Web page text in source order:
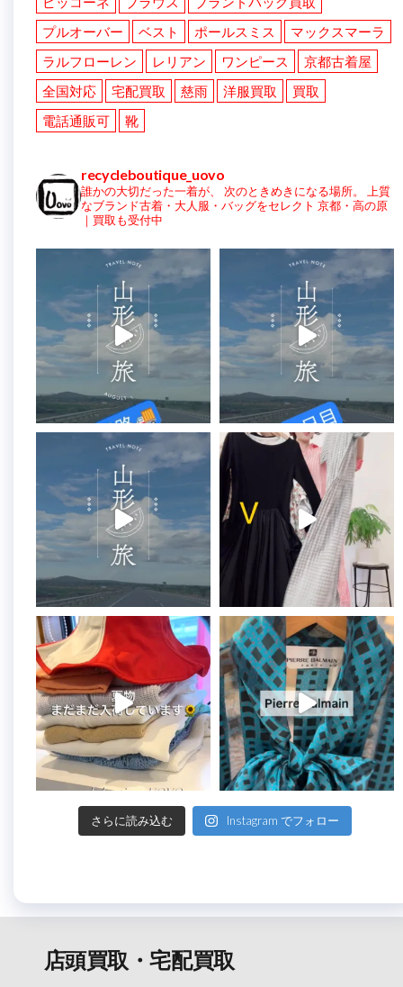
プルオーバー
ベスト ポールスミス
マックスマーラ
ラルフローレン
レリアン ワンピース
京都古着屋
全国対応
宅配買取 慈雨 洋服買取
買取
電話通販可
靴
recycleboutique_uovo
誰かの大切だった一着が、 次のときめきになる場所。
上質
なブランド古着・大人服・バッグをセレクト 京都・高の原
｜買取も受付中
さらに読み込む Instagram でフォロー
店頭買取・宅配買取